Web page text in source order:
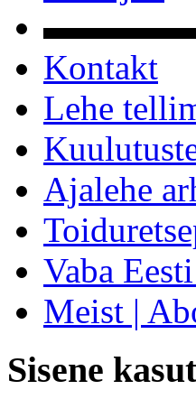
Kontakt
Lehe
Ajalehe
Vaba
Meist |
Sisene